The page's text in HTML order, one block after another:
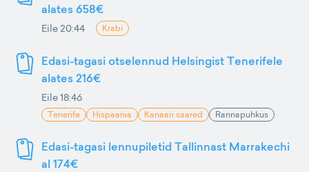
alates 658€
Eile 20:44 Krabi
Edasi-tagasi otselennud Helsingist Tenerifele
alates 216€
Eile 18:46
Tenerife Hispaania Kanaari saared Rannapuhkus
Edasi-tagasi lennupiletid Tallinnast Marrakechi
al 174€